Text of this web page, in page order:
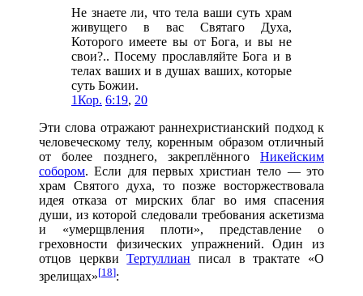
Не знаете ли, что тела ваши суть храм
живущего в вас Святаго Духа,
Которого имеете вы от Бога, и вы не
свои?.. Посему прославляйте Бога и в
телах ваших и в душах ваших, которые
суть Божии.
1Кор. 6:19, 20
Эти слова отражают раннехристианский подход к
человеческому телу, коренным образом отличный
от более позднего, закреплённого
Никейским
собором. Если для первых христиан тело — это
храм Святого духа, то позже восторжествовала
идея отказа от мирских благ во имя спасения
души, из которой следовали требования аскетизма
и «умерщвления плоти», представление о
греховности физических упражнений. Один из
отцов церкви
Тертуллиан
писал в трактате «О
зрелищах»[18]: